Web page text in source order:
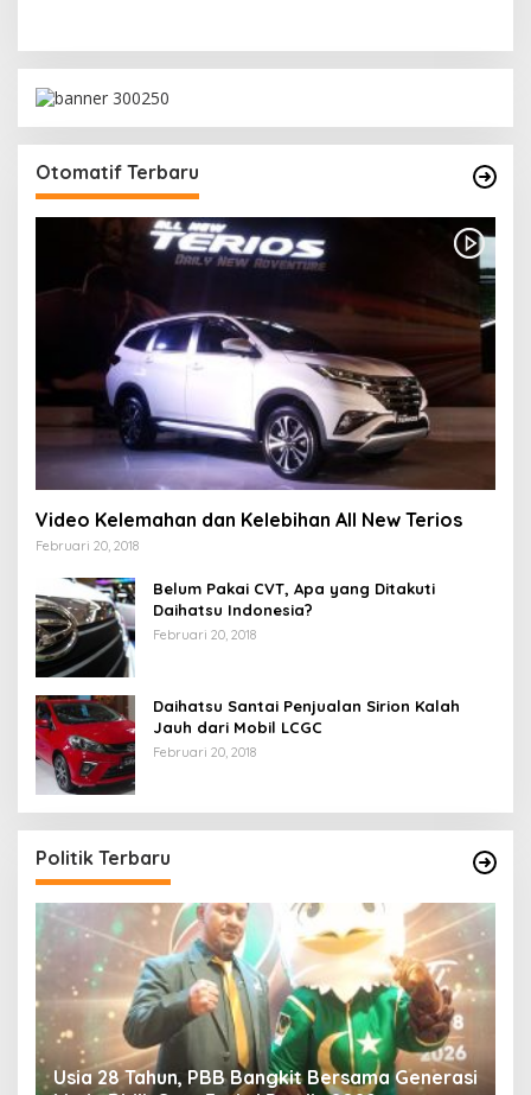
Otomatif Terbaru
Video Kelemahan dan Kelebihan All New Terios
Februari 20, 2018
Belum Pakai CVT, Apa yang Ditakuti
Daihatsu Indonesia?
Februari 20, 2018
Daihatsu Santai Penjualan Sirion Kalah
Jauh dari Mobil LCGC
Februari 20, 2018
Politik Terbaru
Usia 28 Tahun, PBB Bangkit Bersama Generasi